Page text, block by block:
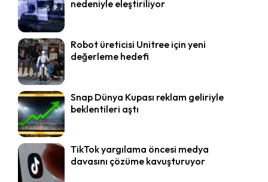
nedeniyle eleştiriliyor
Robot üreticisi Unitree için yeni
değerleme hedefi
Snap Dünya Kupası reklam geliriyle
beklentileri aştı
TikTok yargılama öncesi medya
davasını çözüme kavuşturuyor